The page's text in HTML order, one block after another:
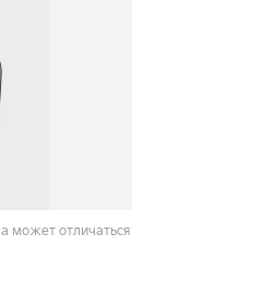
может отличаться